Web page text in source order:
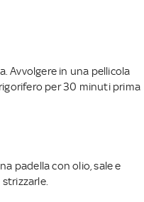
Avvolgere in una pellicola
per 30 minuti prima
padella con olio, sale e